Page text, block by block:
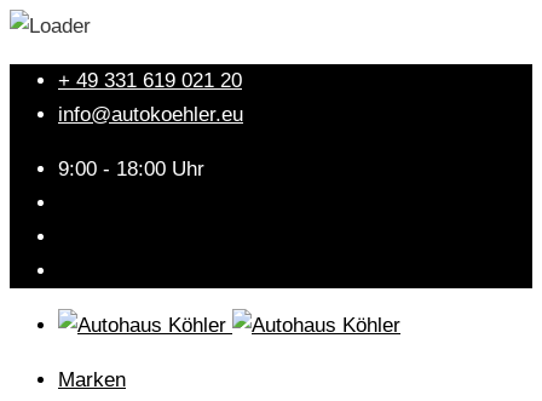
+ 49 331 619 021 20
info@autokoehler.eu
9:00 - 18:00 Uhr
Marken